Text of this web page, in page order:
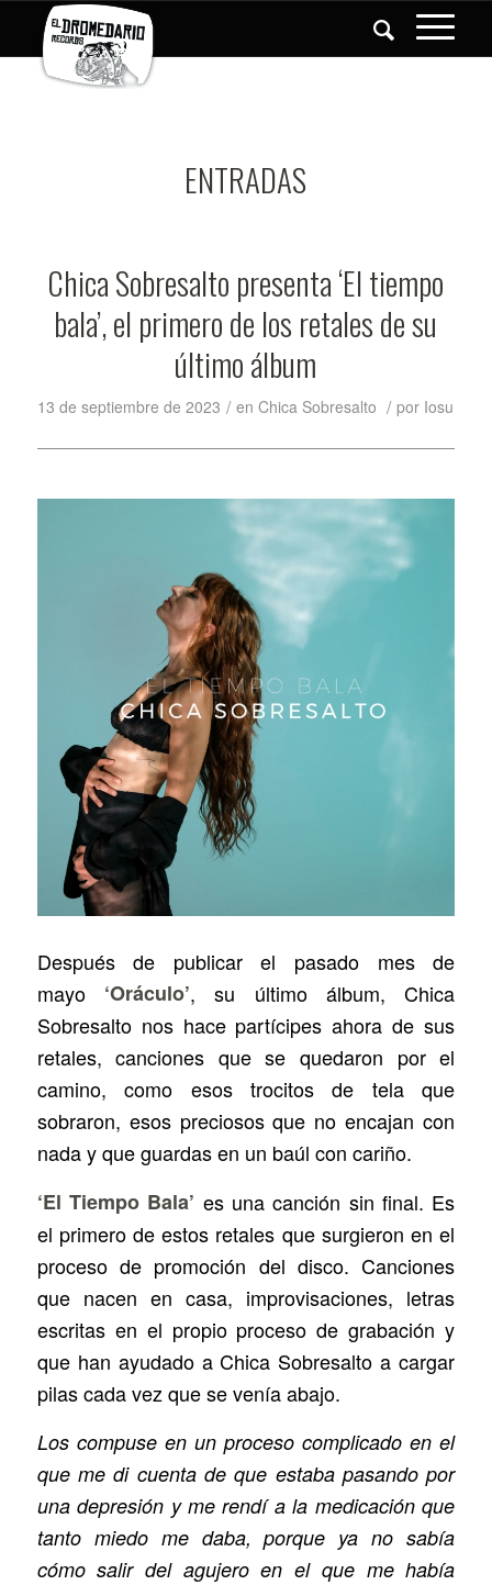
ENTRADAS
Chica Sobresalto presenta ‘El tiempo
bala’, el primero de los retales de su
último álbum
13 de septiembre de 2023 / enChica Sobresalto / por Iosu
Después de publicar el pasado mes de
mayo ‘Oráculo’, su último álbum, Chica
Sobresalto nos hace partícipes ahora de sus
retales, canciones que se quedaron por el
camino, como esos trocitos de tela que
sobraron, esos preciosos que no encajan con
nada y que guardas en un baúl con cariño.
‘El Tiempo Bala’ es una canción sin final. Es
el primero de estos retales que surgieron en el
proceso de promoción del disco. Canciones
que nacen en casa, improvisaciones, letras
escritas en el propio proceso de grabación y
que han ayudado a Chica Sobresalto a cargar
pilas cada vez que se venía abajo.
Los compuse en un proceso complicado en el
que me di cuenta de que estaba pasando por
una depresión y me rendí a la medicación que
tanto miedo me daba, porque ya no sabía
cómo salir del agujero en el que me había